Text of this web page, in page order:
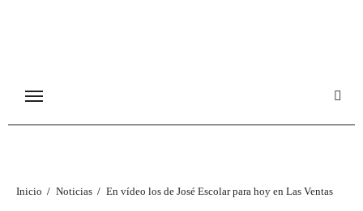
Inicio Noticias En vídeo los de José Escolar para hoy en Las Ventas